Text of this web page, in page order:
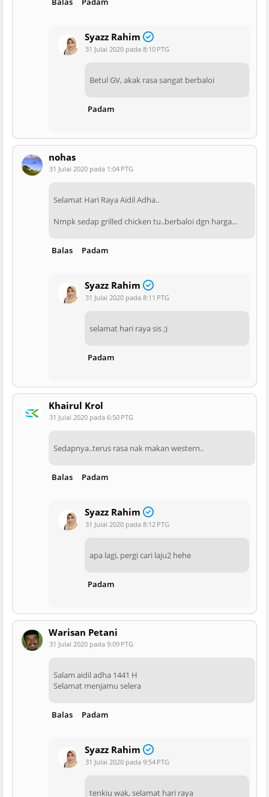
Syazz Rahim
31 Julai 2020 pada 8:10 PTG
Betul GV, akak rasa sangat berbaloi
Padam
nohas
31 Julai 2020 pada 1:04 PTG
Selamat Hari Raya Aidil Adha..
Nmpk sedap grilled chicken tu..berbaloi dgn harga...
Balas Padam
Syazz Rahim
31 Julai 2020 pada 8:11 PTG
selamat hari raya sis ;)
Padam
Khairul Krol
31 Julai 2020 pada 6:50 PTG
Sedapnya..terus rasa nak makan western..
Balas Padam
Syazz Rahim
31 Julai 2020 pada 8:12 PTG
apa lagi, pergi cari laju2 hehe
Padam
Warisan Petani
31 Julai 2020 pada 9:09 PTG
Salam aidil adha 1441 H
Selamat menjamu selera
Balas Padam
Syazz Rahim
31 Julai 2020 pada 9:54 PTG
tenkiu wak, selamat hari raya